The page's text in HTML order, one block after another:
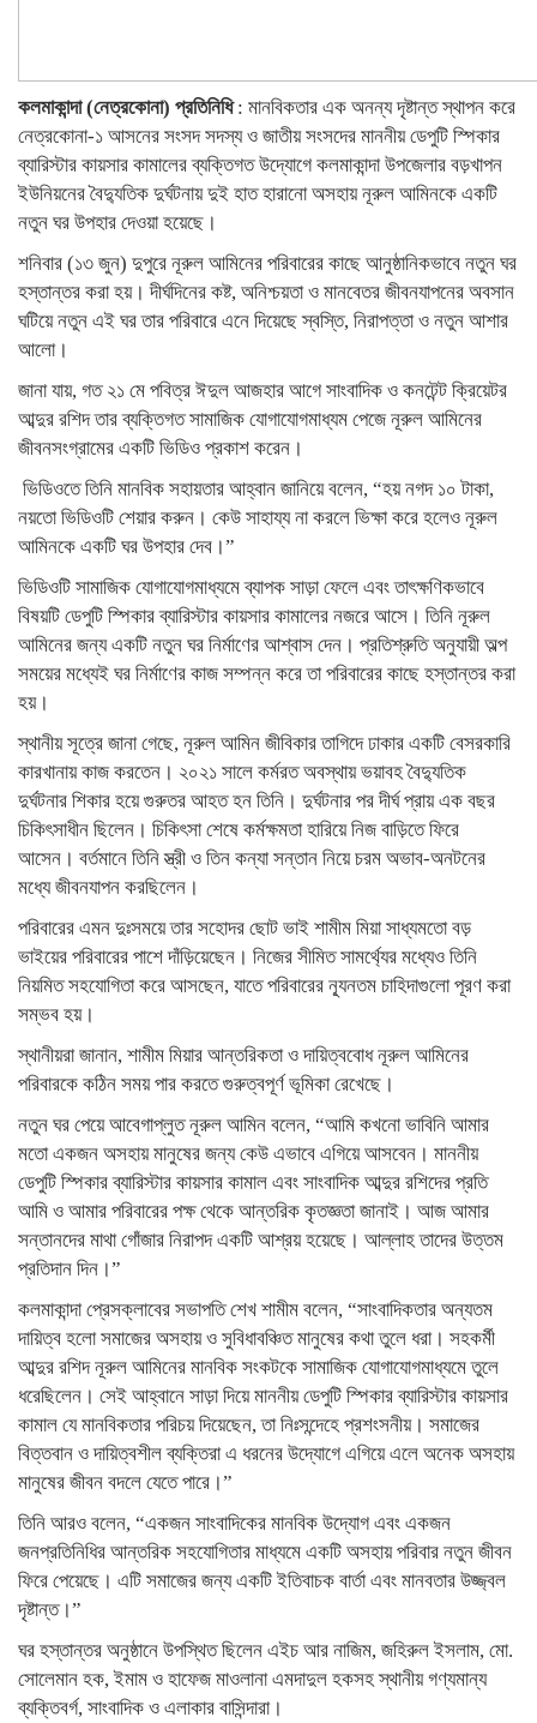
কলমাকান্দা (নেত্রকোনা) প্রতিনিধি: মানবিকতার এক অনন্য দৃষ্টান্ত স্থাপন করে
নেত্রকোনা-১ আসনের সংসদ সদস্য ও জাতীয় সংসদের মাননীয় ডেপুটি স্পিকার
ব্যারিস্টার কায়সার কামালের ব্যক্তিগত উদ্যোগে কলমাকান্দা উপজেলার বড়খাপন
ইউনিয়নের বৈদ্যুতিক দুর্ঘটনায় দুই হাত হারানো অসহায় নূরুল আমিনকে একটি
নতুন ঘর উপহার দেওয়া হয়েছে।
শনিবার (১৩ জুন) দুপুরে নূরুল আমিনের পরিবারের কাছে আনুষ্ঠানিকভাবে নতুন ঘর
হস্তান্তর করা হয়। দীর্ঘদিনের কষ্ট, অনিশ্চয়তা ও মানবেতর জীবনযাপনের অবসান
ঘটিয়ে নতুন এই ঘর তার পরিবারে এনে দিয়েছে স্বস্তি, নিরাপত্তা ও নতুন আশার
আলো।
জানা যায়, গত ২১ মে পবিত্র ঈদুল আজহার আগে সাংবাদিক ও কনটেন্ট ক্রিয়েটর
আব্দুর রশিদ তার ব্যক্তিগত সামাজিক যোগাযোগমাধ্যম পেজে নূরুল আমিনের
জীবনসংগ্রামের একটি ভিডিও প্রকাশ করেন।
ভিডিওতে তিনি মানবিক সহায়তার আহ্বান জানিয়ে বলেন, “হয় নগদ ১০ টাকা,
নয়তো ভিডিওটি শেয়ার করুন। কেউ সাহায্য না করলে ভিক্ষা করে হলেও নূরুল
আমিনকে একটি ঘর উপহার দেব।”
ভিডিওটি সামাজিক যোগাযোগমাধ্যমে ব্যাপক সাড়া ফেলে এবং তাৎক্ষণিকভাবে
বিষয়টি ডেপুটি স্পিকার ব্যারিস্টার কায়সার কামালের নজরে আসে। তিনি নূরুল
আমিনের জন্য একটি নতুন ঘর নির্মাণের আশ্বাস দেন। প্রতিশ্রুতি অনুযায়ী অল্প
সময়ের মধ্যেই ঘর নির্মাণের কাজ সম্পন্ন করে তা পরিবারের কাছে হস্তান্তর করা
হয়।
স্থানীয় সূত্রে জানা গেছে, নূরুল আমিন জীবিকার তাগিদে ঢাকার একটি বেসরকারি
কারখানায় কাজ করতেন। ২০২১ সালে কর্মরত অবস্থায় ভয়াবহ বৈদ্যুতিক
দুর্ঘটনার শিকার হয়ে গুরুতর আহত হন তিনি। দুর্ঘটনার পর দীর্ঘ প্রায় এক বছর
চিকিৎসাধীন ছিলেন। চিকিৎসা শেষে কর্মক্ষমতা হারিয়ে নিজ বাড়িতে ফিরে
আসেন। বর্তমানে তিনি স্ত্রী ও তিন কন্যা সন্তান নিয়ে চরম অভাব-অনটনের
মধ্যে জীবনযাপন করছিলেন।
পরিবারের এমন দুঃসময়ে তার সহোদর ছোট ভাই শামীম মিয়া সাধ্যমতো বড়
ভাইয়ের পরিবারের পাশে দাঁড়িয়েছেন। নিজের সীমিত সামর্থ্যের মধ্যেও তিনি
নিয়মিত সহযোগিতা করে আসছেন, যাতে পরিবারের ন্যূনতম চাহিদাগুলো পূরণ করা
সম্ভব হয়।
স্থানীয়রা জানান, শামীম মিয়ার আন্তরিকতা ও দায়িত্ববোধ নূরুল আমিনের
পরিবারকে কঠিন সময় পার করতে গুরুত্বপূর্ণ ভূমিকা রেখেছে।
নতুন ঘর পেয়ে আবেগাপ্লুত নূরুল আমিন বলেন, “আমি কখনো ভাবিনি আমার
মতো একজন অসহায় মানুষের জন্য কেউ এভাবে এগিয়ে আসবেন। মাননীয়
ডেপুটি স্পিকার ব্যারিস্টার কায়সার কামাল এবং সাংবাদিক আব্দুর রশিদের প্রতি
আমি ও আমার পরিবারের পক্ষ থেকে আন্তরিক কৃতজ্ঞতা জানাই। আজ আমার
সন্তানদের মাথা গোঁজার নিরাপদ একটি আশ্রয় হয়েছে। আল্লাহ তাদের উত্তম
প্রতিদান দিন।”
কলমাকান্দা প্রেসক্লাবের সভাপতি শেখ শামীম বলেন, “সাংবাদিকতার অন্যতম
দায়িত্ব হলো সমাজের অসহায় ও সুবিধাবঞ্চিত মানুষের কথা তুলে ধরা। সহকর্মী
আব্দুর রশিদ নূরুল আমিনের মানবিক সংকটকে সামাজিক যোগাযোগমাধ্যমে তুলে
ধরেছিলেন। সেই আহ্বানে সাড়া দিয়ে মাননীয় ডেপুটি স্পিকার ব্যারিস্টার কায়সার
কামাল যে মানবিকতার পরিচয় দিয়েছেন, তা নিঃসন্দেহে প্রশংসনীয়। সমাজের
বিত্তবান ও দায়িত্বশীল ব্যক্তিরা এ ধরনের উদ্যোগে এগিয়ে এলে অনেক অসহায়
মানুষের জীবন বদলে যেতে পারে।”
তিনি আরও বলেন, “একজন সাংবাদিকের মানবিক উদ্যোগ এবং একজন
জনপ্রতিনিধির আন্তরিক সহযোগিতার মাধ্যমে একটি অসহায় পরিবার নতুন জীবন
ফিরে পেয়েছে। এটি সমাজের জন্য একটি ইতিবাচক বার্তা এবং মানবতার উজ্জ্বল
দৃষ্টান্ত।”
ঘর হস্তান্তর অনুষ্ঠানে উপস্থিত ছিলেন এইচ আর নাজিম, জহিরুল ইসলাম, মো.
সোলেমান হক, ইমাম ও হাফেজ মাওলানা এমদাদুল হকসহ স্থানীয় গণ্যমান্য
ব্যক্তিবর্গ, সাংবাদিক ও এলাকার বাসিন্দারা।